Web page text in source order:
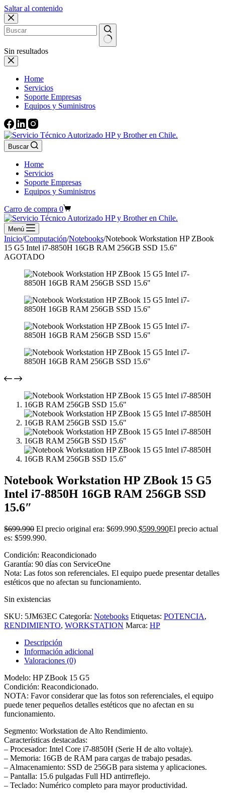
Saltar al contenido
Sin resultados
Home
Servicios
Soporte Empresas
Equipos y Suministros
Buscar
Home
Servicios
Soporte Empresas
Equipos y Suministros
Carro de compra 0
Menú
Inicio/Computación/Notebooks/Notebook Workstation HP ZBook
15 G5 Intel i7-8850H 16GB RAM 256GB SSD 15.6″
AGOTADO
Notebook Workstation HP ZBook 15 G5
Intel i7-8850H 16GB RAM 256GB SSD
15.6″
$699.990 El precio original era: $699.990.$599.990El precio actual
es: $599.990.
Condición: Reacondicionado
Garantía: 90 días con ServiceOne
Nota: Las fotos son referenciales. El equipo puede presentar detalles
estéticos que no afectan su funcionamiento.
Sin existencias
SKU: 5JM63EC Categoría: Notebooks Etiquetas: POTENCIA,
RENDIMIENTO, WORKSTATION Marca: HP
Descripción
Información adicional
Valoraciones (0)
Modelo: HP ZBook 15 G5
Condición: Reacondicionado.
NOTA: Favor considerar que las fotos son referenciales, el equipo
puede tener pequeños detalles estéticos que no afectan en su
funcionamiento.
Segmento: Workstation de Alto Rendimiento.
Características destacadas:
– Procesador: Intel Core i7-8850H (Serie H de alto voltaje).
– Memoria: 16GB de RAM para cargas de trabajo pesadas.
– Almacenamiento: SSD de 256GB para sistema y aplicaciones.
– Pantalla: 15.6 pulgadas Full HD antirreflejo.
– Teclado: Numérico completo para mayor productividad.